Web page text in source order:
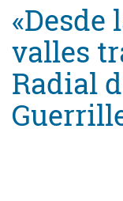
«Desde
valles
Radial